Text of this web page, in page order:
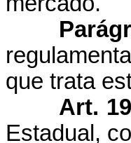
que trata
Art.
Estadual,